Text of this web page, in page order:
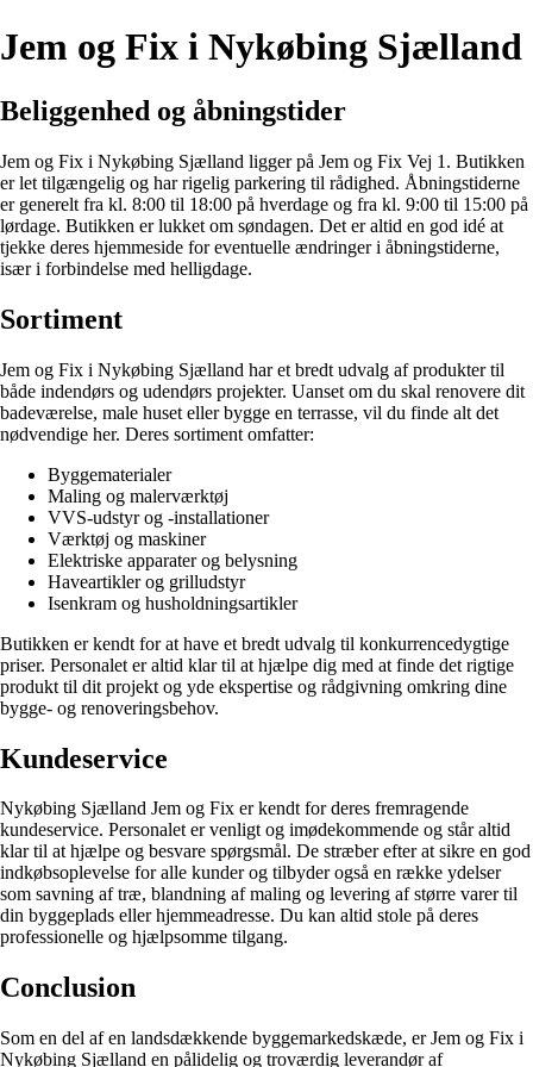
Jem og Fix i Nykøbing Sjælland
Beliggenhed og åbningstider
Jem og Fix i Nykøbing Sjælland ligger på Jem og Fix Vej 1. Butikken
er let tilgængelig og har rigelig parkering til rådighed. Åbningstiderne
er generelt fra kl. 8:00 til 18:00 på hverdage og fra kl. 9:00 til 15:00 på
lørdage. Butikken er lukket om søndagen. Det er altid en god idé at
tjekke deres hjemmeside for eventuelle ændringer i åbningstiderne,
især i forbindelse med helligdage.
Sortiment
Jem og Fix i Nykøbing Sjælland har et bredt udvalg af produkter til
både indendørs og udendørs projekter. Uanset om du skal renovere dit
badeværelse, male huset eller bygge en terrasse, vil du finde alt det
nødvendige her. Deres sortiment omfatter:
Byggematerialer
Maling og malerværktøj
VVS-udstyr og -installationer
Værktøj og maskiner
Elektriske apparater og belysning
Haveartikler og grilludstyr
Isenkram og husholdningsartikler
Butikken er kendt for at have et bredt udvalg til konkurrencedygtige
priser. Personalet er altid klar til at hjælpe dig med at finde det rigtige
produkt til dit projekt og yde ekspertise og rådgivning omkring dine
bygge- og renoveringsbehov.
Kundeservice
Nykøbing Sjælland Jem og Fix er kendt for deres fremragende
kundeservice. Personalet er venligt og imødekommende og står altid
klar til at hjælpe og besvare spørgsmål. De stræber efter at sikre en god
indkøbsoplevelse for alle kunder og tilbyder også en række ydelser
som savning af træ, blandning af maling og levering af større varer til
din byggeplads eller hjemmeadresse. Du kan altid stole på deres
professionelle og hjælpsomme tilgang.
Conclusion
Som en del af en landsdækkende byggemarkedskæde, er Jem og Fix i
Nykøbing Sjælland en pålidelig og troværdig leverandør af